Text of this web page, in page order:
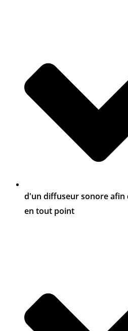
d'un diffuseur sonore afin
en tout point